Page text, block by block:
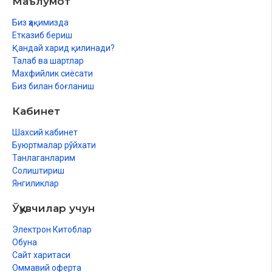
Аўл болатуғын мәселелер
Минбария мәселеси
Радд
Раддтың қағыйдалары
Жетинши бөлим. Ўәсият ҳаққында
Ўәсият – үштен бири
Мийрасхорға ўәсият қылыў жоқ
Балағаттан соң жетимлик жоқ
Сегизинши бөлим. Қул азат етиў ҳаққында
Биз ҳақимизда
Етказиб бериш
Қандай харид қилинади?
Талаб ва шартлар
Махфийлик сиёсати
Биз билан боғланиш
Кабинет
Шахсий кабинет
Буюртмалар рўйхати
Танлаганларим
Солиштириш
Янгиликлар
Ўқувчилар учун
Электрон Китоблар
Обуна
Сайт харитаси
Оммавий оферта